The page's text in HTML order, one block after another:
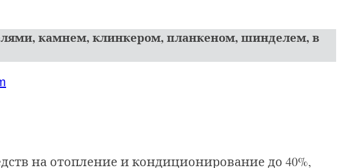
камнем, клинкером, планкеном, шинделем, в
на отопление и кондиционирование до 40%,